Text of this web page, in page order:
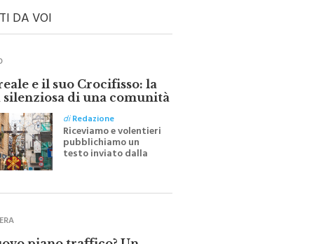
DA VOI
e il suo Crocifisso: la
di una comunità
diRedazione
Riceviamo e volentieri
pubblichiamo un
testo inviato dalla
scrittrice monrealese
Festa del Santissimo
piano traffico? Un